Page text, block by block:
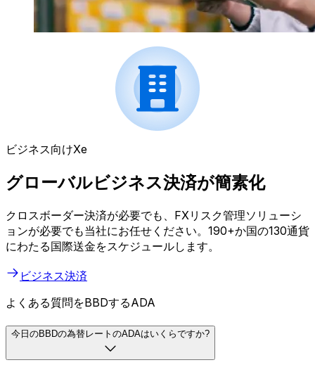
ビジネス向けXe
グローバルビジネス決済が簡素化
クロスボーダー決済が必要でも、FXリスク管理ソリューシ
ョンが必要でも当社にお任せください。190+か国の130通貨
にわたる国際送金をスケジュールします。
ビジネス決済
よくある質問をBBDするADA
今日のBBDの為替レートのADAはいくらですか?